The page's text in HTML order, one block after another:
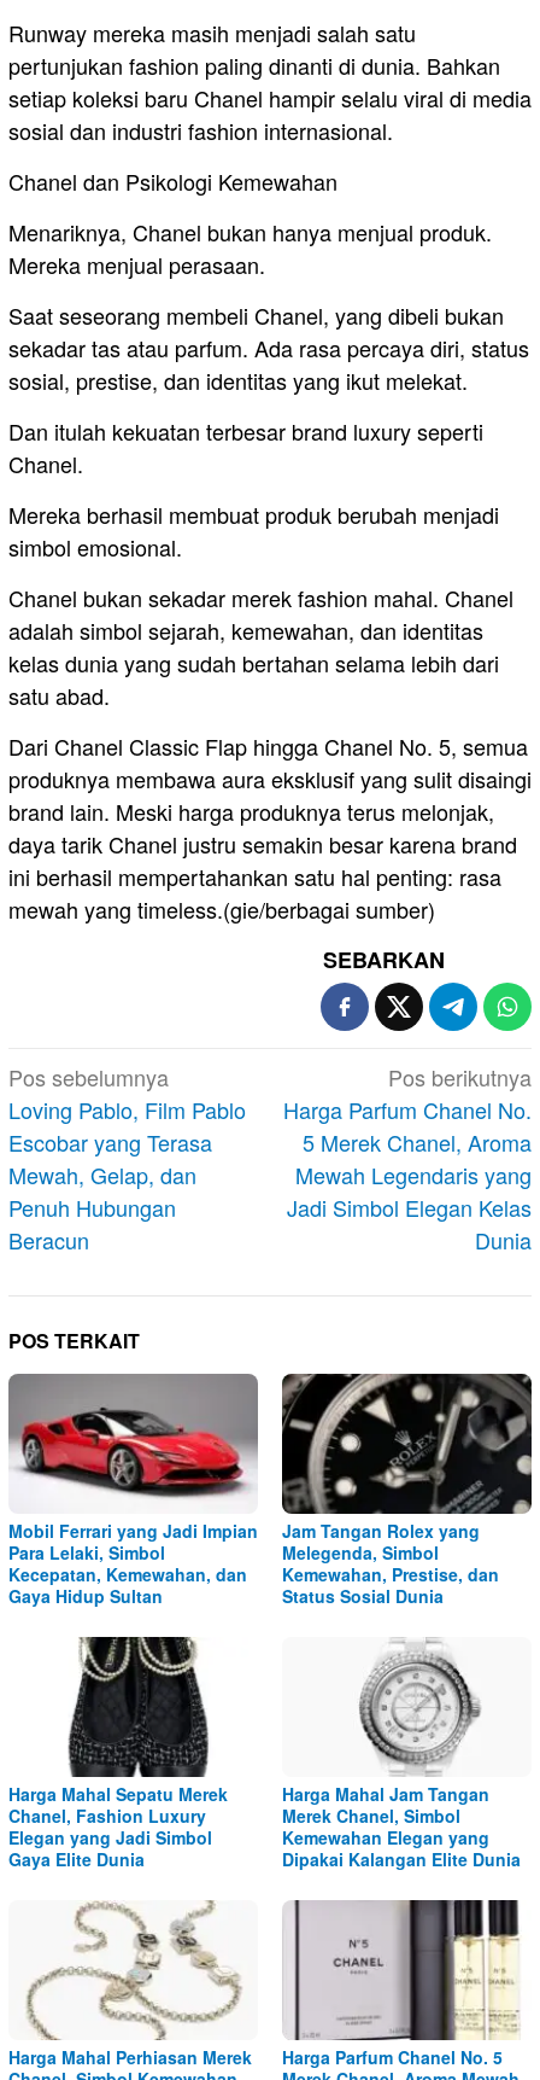
Runway mereka masih menjadi salah satu
pertunjukan fashion paling dinanti di dunia. Bahkan
setiap koleksi baru Chanel hampir selalu viral di media
sosial dan industri fashion internasional.
Chanel dan Psikologi Kemewahan
Menariknya, Chanel bukan hanya menjual produk.
Mereka menjual perasaan.
Saat seseorang membeli Chanel, yang dibeli bukan
sekadar tas atau parfum. Ada rasa percaya diri, status
sosial, prestise, dan identitas yang ikut melekat.
Dan itulah kekuatan terbesar brand luxury seperti
Chanel.
Mereka berhasil membuat produk berubah menjadi
simbol emosional.
Chanel bukan sekadar merek fashion mahal. Chanel
adalah simbol sejarah, kemewahan, dan identitas
kelas dunia yang sudah bertahan selama lebih dari
satu abad.
Dari Chanel Classic Flap hingga Chanel No. 5, semua
produknya membawa aura eksklusif yang sulit disaingi
brand lain. Meski harga produknya terus melonjak,
daya tarik Chanel justru semakin besar karena brand
ini berhasil mempertahankan satu hal penting: rasa
mewah yang timeless.(gie/berbagai sumber)
SEBARKAN
Navigasi
pos
Pos sebelumnya
Loving Pablo, Film Pablo
Escobar yang Terasa
Mewah, Gelap, dan
Penuh Hubungan
Beracun
Pos berikutnya
Harga Parfum Chanel No.
5 Merek Chanel, Aroma
Mewah Legendaris yang
Jadi Simbol Elegan Kelas
Dunia
POS TERKAIT
Mobil Ferrari yang Jadi Impian
Para Lelaki, Simbol
Kecepatan, Kemewahan, dan
Gaya Hidup Sultan
Jam Tangan Rolex yang
Melegenda, Simbol
Kemewahan, Prestise, dan
Status Sosial Dunia
Harga Mahal Sepatu Merek
Chanel, Fashion Luxury
Elegan yang Jadi Simbol
Gaya Elite Dunia
Harga Mahal Jam Tangan
Merek Chanel, Simbol
Kemewahan Elegan yang
Dipakai Kalangan Elite Dunia
Harga Mahal Perhiasan Merek
Harga Parfum Chanel No. 5